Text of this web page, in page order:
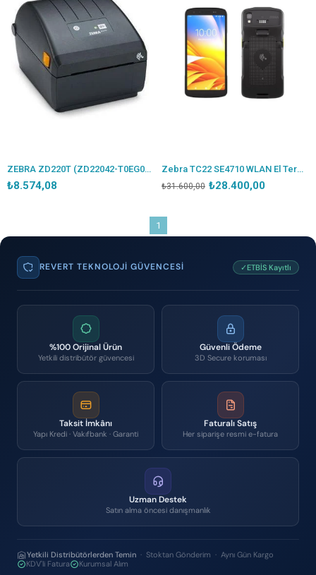
ZEBRA ZD220T (ZD22042-T0EG00EZ) 203DPI TERMAL TRANSFER USB BARKOD YAZICI (RİBONLU KULLANIM)
₺8.574,08
Zebra TC22 SE4710 WLAN El Terminali 6GB 64GB WLMT0-T22B6ABC2-TR
₺28.400,00
₺31.600,00
1
REVERT TEKNOLOJI GÜVENCESI ✓ETBİS Kayıtlı
%100 Orijinal Ürün
Yetkili distribütör güvencesi
Güvenli Ödeme
3D Secure koruması
Taksit İmkânı
Yapı Kredi · Vakıfbank · Garanti
Faturalı Satış
Her siparişe resmi e-fatura
Uzman Destek
Satın alma öncesi danışmanlık
Yetkili Distribütörlerden Temin · Stoktan Gönderim · Aynı Gün Kargo
KDV'li Fatura
Kurumsal Alım